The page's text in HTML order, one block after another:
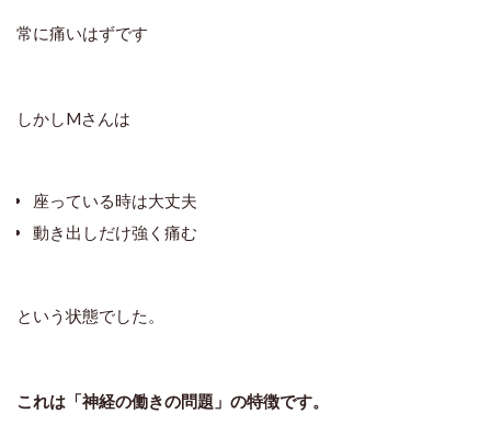
常に痛いはずです
しかしMさんは
座っている時は大丈夫
動き出しだけ強く痛む
という状態でした。
これは「神経の働きの問題」の特徴です。